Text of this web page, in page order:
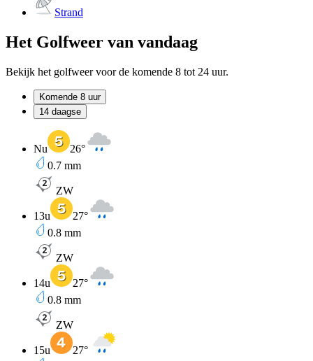
Strand
Het Golfweer van vandaag
Bekijk het golfweer voor de komende 8 tot 24 uur.
Komende 8 uur
14 daagse
Nu 26°
0.7 mm
ZW
13u 27°
0.8 mm
ZW
14u 27°
0.8 mm
ZW
15u 27°